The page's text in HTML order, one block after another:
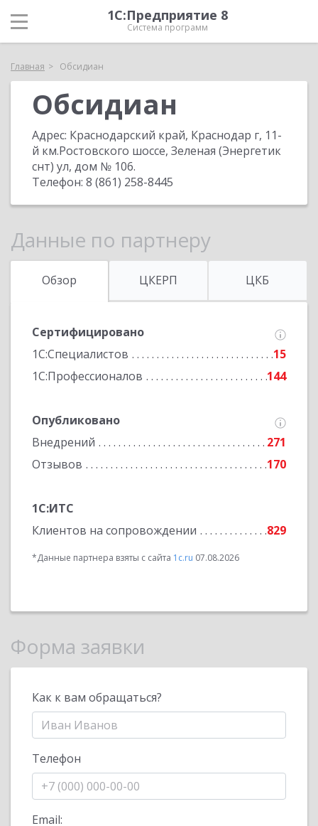
1С:Предприятие 8
Система программ
Главная Обсидиан
Обсидиан
Адрес: Краснодарский край, Краснодар г, 11-
й км.Ростовского шоссе, Зеленая (Энергетик
снт) ул, дом № 106.
Телефон: 8 (861) 258-8445
Данные по партнеру
Обзор ЦКЕРП ЦКБ
Сертифицировано
1С:Специалистов
15
1С:Профессионалов
144
Опубликовано
Внедрений
271
Отзывов
170
1С:ИТС
Клиентов на сопровождении
829
*Данные партнера взяты с сайта 1c.ru 07.08.2026
Форма заявки
Как к вам обращаться?
Телефон
Email: